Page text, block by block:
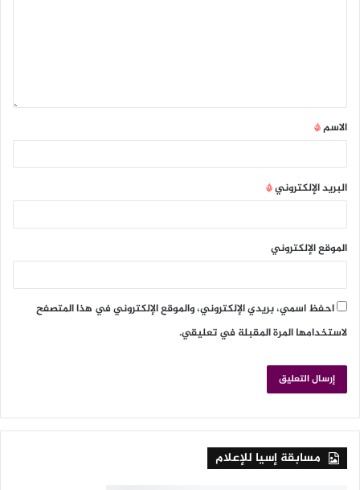
الاسم*
البريد الإلكتروني*
الموقع الإلكتروني
احفظ اسمي، بريدي الإلكتروني، والموقع الإلكتروني في هذا المتصفح
لاستخدامها المرة المقبلة في تعليقي.
مسابقة إسيا للإعلام